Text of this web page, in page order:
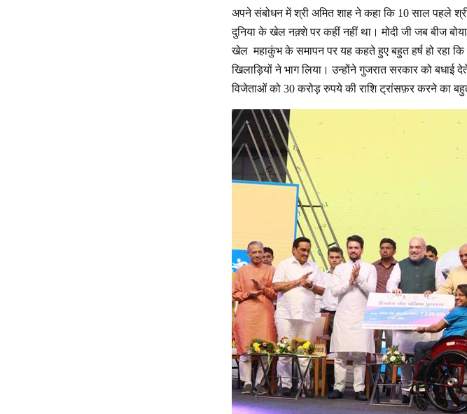
अपने संबोधन में श्री अमित शाह ने कहा कि 10 साल पहले
दुनिया के खेल नक़्शे पर कहीं नहीं था। मोदी जी जब बीज
खेल महाकुंभ के समापन पर यह कहते हुए बहुत हर्ष हो रहा
खिलाड़ियों ने भाग लिया। उन्होंने गुजरात सरकार को
विजेताओं को 30 करोड़ रुपये की राशि ट्रांसफ़र करने का